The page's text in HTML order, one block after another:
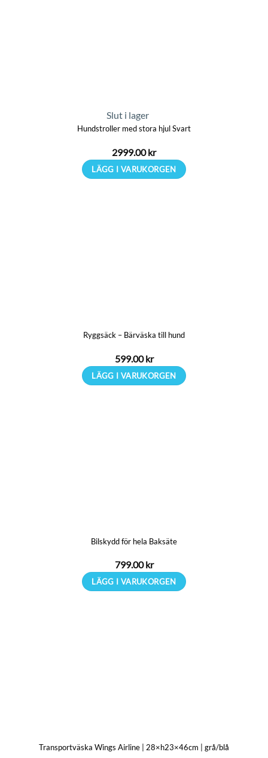
Slut i lager
Hundstroller med stora hjul Svart
2999.00kr
LÄGG I VARUKORGEN
Ryggsäck – Bärväska till hund
599.00kr
LÄGG I VARUKORGEN
Bilskydd för hela Baksäte
799.00kr
LÄGG I VARUKORGEN
Transportväska Wings Airline | 28×h23×46cm | grå/blå